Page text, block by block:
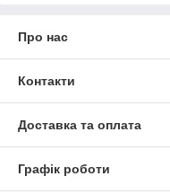
Про нас
Контакти
Доставка та оплата
Графік роботи